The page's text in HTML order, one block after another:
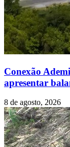
Conexão
apresentar
8 de agosto, 2026